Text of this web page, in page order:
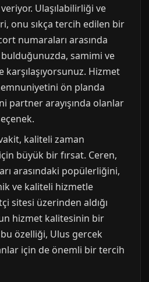
Ulaşılabilirliği ve
onu sıkça tercih edilen bir
numaraları arasında
bulduğunuzda, samimi ve
karşılaşıyorsunuz. Hizmet
ön planda
partner arayışında olanlar
kaliteli zaman
büyük bir fırsat. Ceren,
arasındaki popülerliğini,
ve kaliteli hizmetle
sitesi üzerinden aldığı
hizmet kalitesinin bir
özelliği, Ulus gercek
için de önemli bir tercih